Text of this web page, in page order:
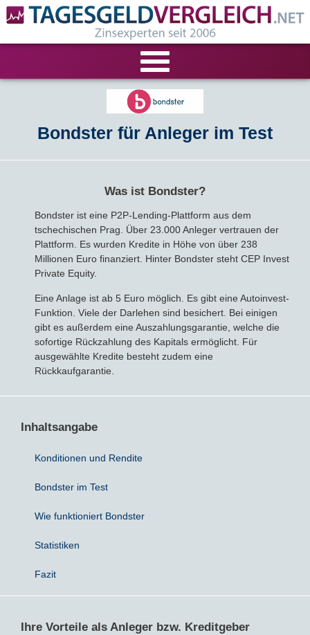
VERGLEICHE
Tagesgeld-Vergleich
Tagesgeld mit Zinsgarantie
RECHNER
Festgeld-Test
Firmentagesgeld
Cash Management
ANLAGEALTERNATIVEN
Sparbuch
Sparbriefe
Depotwechsel
Ratgeber
Downloads
VERÖFFENTLICHUNGEN
Veröffentlichungen
ALLGEMEINES
Bondster für Anleger im Test
Was ist Bondster?
Bondster ist eine P2P-Lending-Plattform aus dem
tschechischen Prag. Über 23.000 Anleger vertrauen der
Plattform. Es wurden Kredite in Höhe von über 238
Millionen Euro finanziert. Hinter Bondster steht CEP Invest
Private Equity.
Eine Anlage ist ab 5 Euro möglich. Es gibt eine Autoinvest-
Funktion. Viele der Darlehen sind besichert. Bei einigen
gibt es außerdem eine Auszahlungsgarantie, welche die
sofortige Rückzahlung des Kapitals ermöglicht. Für
ausgewählte Kredite besteht zudem eine
Rückkaufgarantie.
Inhaltsangabe
Konditionen und Rendite
Bondster im Test
Wie funktioniert Bondster
Statistiken
Fazit
Ihre Vorteile als Anleger bzw. Kreditgeber